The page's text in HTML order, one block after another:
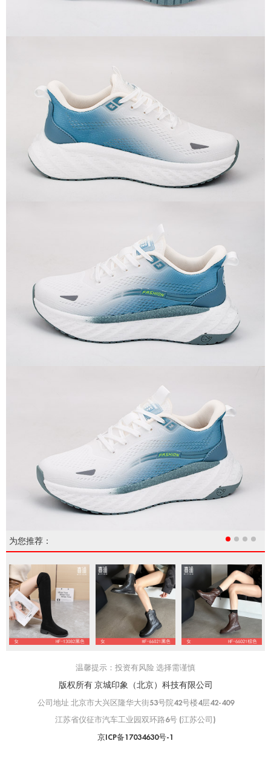
为您推荐：
温馨提示：投资有风险 选择需谨慎
版权所有 京城印象（北京）科技有限公司
公司地址 北京市大兴区隆华大街53号院42号楼4层42-409
江苏省仪征市汽车工业园双环路6号 (江苏公司)
京ICP备17034630号-1